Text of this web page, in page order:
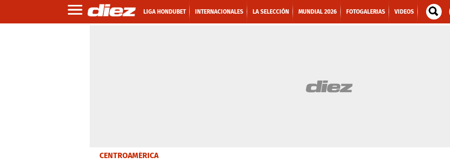
LIGA HONDUBET INTERNACIONALES LA SELECCIÓN MUNDIAL 2026 FOTOGALERIAS VIDEOS
CENTROAMÉRICA